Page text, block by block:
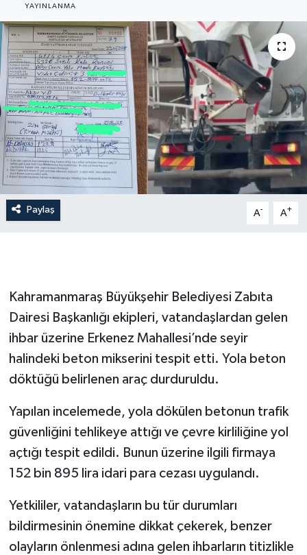
YAYINLANMA
Paylaş A- A+
Kahramanmaraş Büyükşehir Belediyesi Zabıta
Dairesi Başkanlığı ekipleri, vatandaşlardan gelen
ihbar üzerine Erkenez Mahallesi’nde seyir
halindeki beton mikserini tespit etti. Yola beton
döktüğü belirlenen araç durduruldu.
Yapılan incelemede, yola dökülen betonun trafik
güvenliğini tehlikeye attığı ve çevre kirliliğine yol
açtığı tespit edildi. Bunun üzerine ilgili firmaya
152 bin 895 lira idari para cezası uygulandı.
Yetkililer, vatandaşların bu tür durumları
bildirmesinin önemine dikkat çekerek, benzer
olayların önlenmesi adına gelen ihbarların titizlikle